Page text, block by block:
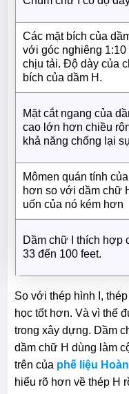
Các mặt bích của
với góc nghiêng
chịu tải. Độ dày của
bích của dầm H.
Mặt cắt ngang của
cao lớn hơn chiều
khả năng chống lại
Mômen quán tính
hơn so với dầm chữ
uốn của nó kém hơn
Dầm chữ I thích hợp
33 đến 100 feet.
So với thép hình I,
học tốt hơn. Và vì thế
trong xây dựng. Dầm
dầm chữ H dùng làm
trên của phế liệu
hiểu rõ hơn về thép H